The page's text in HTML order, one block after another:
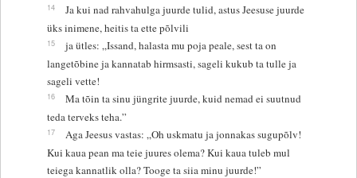
14
Ja kui nad rahvahulga juurde tulid, astus Jeesuse juurde
üks inimene, heitis ta ette põlvili
15
ja ütles: „Issand, halasta mu poja peale, sest ta on
langetõbine ja kannatab hirmsasti, sageli kukub ta tulle ja
sageli vette!
16
Ma tõin ta sinu jüngrite juurde, kuid nemad ei suutnud
teda terveks teha.”
17
Aga Jeesus vastas: „Oh uskmatu ja jonnakas sugupõlv!
Kui kaua pean ma teie juures olema? Kui kaua tuleb mul
teiega kannatlik olla? Tooge ta siia minu juurde!”